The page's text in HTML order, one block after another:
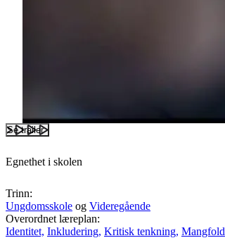
Se trailer
Egnethet i skolen
Trinn:
Ungdomsskole og Videregående
Overordnet læreplan:
Identitet, Inkludering, Kritisk tenkning, Mangfold